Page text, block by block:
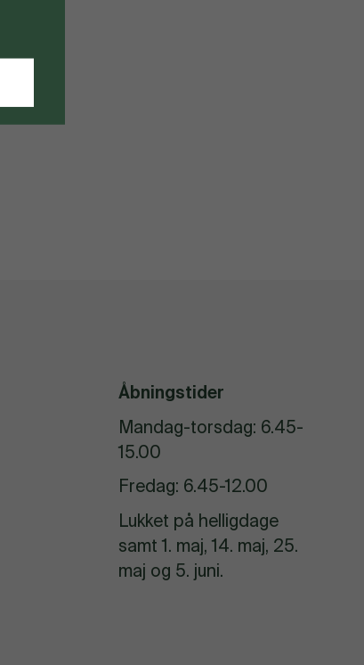
Åbningstider
Mandag-torsdag: 6.45-
15.00
Fredag: 6.45-12.00
Lukket på helligdage
samt 1. maj, 14. maj, 25.
maj og 5. juni.